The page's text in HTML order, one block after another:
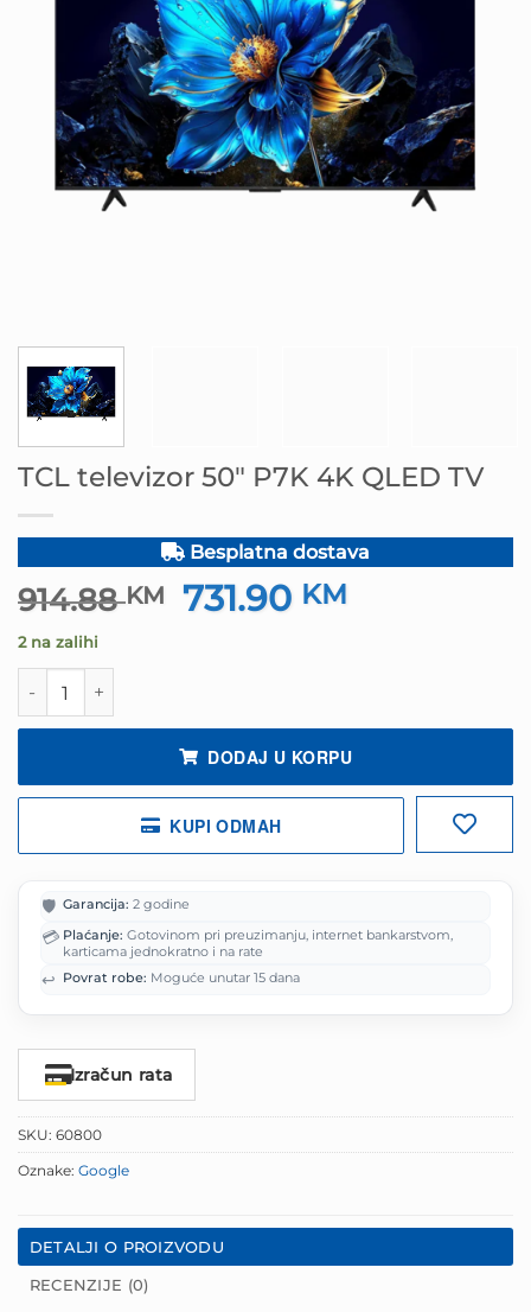
TCL televizor 50″ P7K 4K QLED TV
Besplatna dostava
914.88KM
Izvorna
cijena
731.90 KM
2 na zalihi
TCL televizor 50" P7K 4K QLED TV količina
DODAJ U KORPU
KUPI ODMAH
🛡️ Garancija: 2 godine
💳 Plaćanje: Gotovinom pri preuzimanju, internet bankarstvom,
karticama jednokratno i na rate
↩️ Povrat robe: Moguće unutar 15 dana
Izračun rata
SKU: 60800
Oznake: Google
DETALJI O PROIZVODU
RECENZIJE (0)